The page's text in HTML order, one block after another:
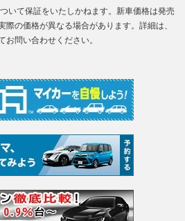
いて保証をいたしかねます。新車価格は発売
際の価格が異なる場合があります。詳細は、
お問い合わせください。